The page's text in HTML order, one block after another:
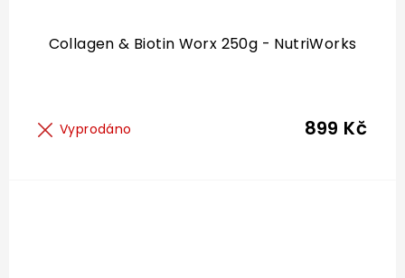
Collagen & Biotin Worx 250g - NutriWorks
Vyprodáno 899 Kč